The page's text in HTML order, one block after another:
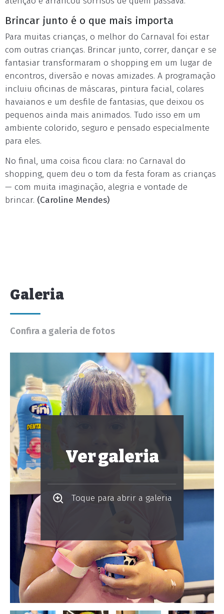
Brincar junto é o que mais importa
Para muitas crianças, o melhor do Carnaval foi estar
com outras crianças. Brincar junto, correr, dançar e se
fantasiar transformaram o shopping em um lugar de
encontros, diversão e novas amizades. A programação
incluiu oficinas de máscaras, pintura facial, colares
havaianos e um desfile de fantasias, que deixou os
pequenos ainda mais animados. Tudo isso em um
ambiente colorido, seguro e pensado especialmente
para eles.
No final, uma coisa ficou clara: no Carnaval do
shopping, quem deu o tom da festa foram as crianças
— com muita imaginação, alegria e vontade de
brincar. (Caroline Mendes)
Galeria
Confira a galeria de fotos
Ver galeria
Toque para abrir a galeria